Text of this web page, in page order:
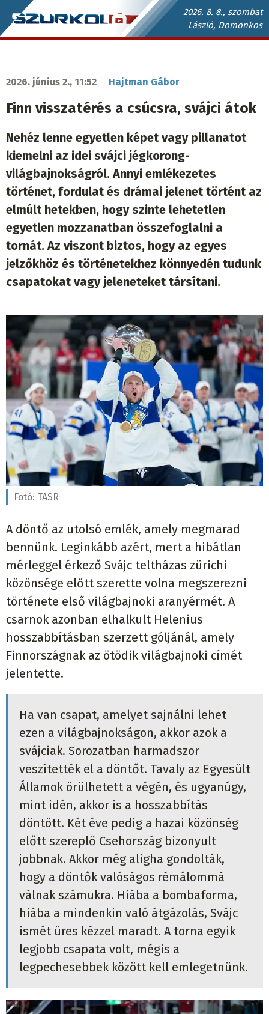
Ugrás
a
2026. 8. 8., szombat
László, Domonkos
Szurkoló.sk
2026. június 2., 11:52 Hajtman Gábor
Finn visszatérés a csúcsra, svájci átok
Nehéz lenne egyetlen képet vagy pillanatot
kiemelni az idei svájci jégkorong-
világbajnokságról. Annyi emlékezetes
történet, fordulat és drámai jelenet történt az
elmúlt hetekben, hogy szinte lehetetlen
egyetlen mozzanatban összefoglalni a
tornát. Az viszont biztos, hogy az egyes
jelzőkhöz és történetekhez könnyedén tudunk
csapatokat vagy jeleneteket társítani.
Fotó: TASR
A döntő az utolsó emlék, amely megmarad
bennünk. Leginkább azért, mert a hibátlan
mérleggel érkező Svájc teltházas zürichi
közönsége előtt szerette volna megszerezni
története első világbajnoki aranyérmét. A
csarnok azonban elhalkult Helenius
hosszabbításban szerzett góljánál, amely
Finnországnak az ötödik világbajnoki címét
jelentette.
Ha van csapat, amelyet sajnálni lehet
ezen a világbajnokságon, akkor azok a
svájciak. Sorozatban harmadszor
veszítették el a döntőt. Tavaly az Egyesült
Államok örülhetett a végén, és ugyanúgy,
mint idén, akkor is a hosszabbítás
döntött. Két éve pedig a hazai közönség
előtt szereplő Csehország bizonyult
jobbnak. Akkor még aligha gondolták,
hogy a döntők valóságos rémálommá
válnak számukra. Hiába a bombaforma,
hiába a mindenkin való átgázolás, Svájc
ismét üres kézzel maradt. A torna egyik
legjobb csapata volt, mégis a
legpechesebbek között kell emlegetnünk.